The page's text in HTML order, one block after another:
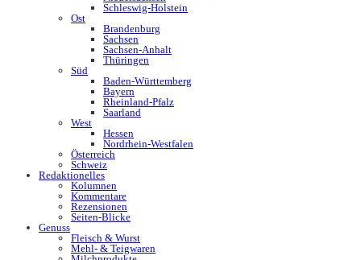
Schleswig-Holstein
Ost
Brandenburg
Sachsen
Sachsen-Anhalt
Thüringen
Süd
Baden-Württemberg
Bayern
Rheinland-Pfalz
Saarland
West
Hessen
Nordrhein-Westfalen
Österreich
Schweiz
Redaktionelles
Kolumnen
Kommentare
Rezensionen
Seiten-Blicke
Genuss
Fleisch & Wurst
Mehl- & Teigwaren